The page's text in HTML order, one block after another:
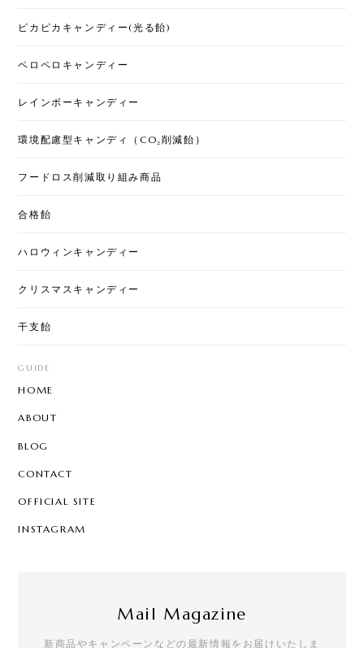
2025/12/17
うで楽しいです♪美味しくて可愛いので今年も買いま
配りやすいサイズと価格でとっても可愛いです。ケ
に喜ばれます！
るととても喜ばれると思います。おススメです！ ち
ょっと急ぎで注文したのですが、通常翌日配送なの
ントに間に合います。 お問い合わせにも、親切にご
ピカピカキャンディー(光る飴)
ペロペロキャンディー
レインボーキャンディー
環境配慮型キャンディ（CO₂削減飴）
フードロス削減取り組み商品
合格飴
ハロウィンキャンディー
クリスマスキャンディー
干支飴
GUIDE
HOME
ABOUT
BLOG
CONTACT
OFFICIAL SITE
INSTAGRAM
Mail Magazine
新商品やキャンペーンなどの最新情報をお届けいたしま